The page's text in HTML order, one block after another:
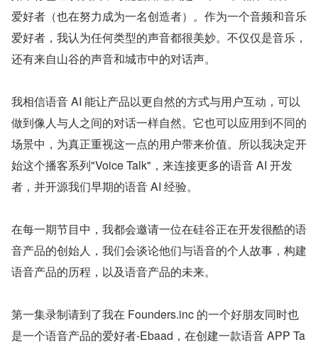
爱好者（也在努力成为一名创造者）。作为一个音频和音乐
爱好者，我认为任何类型的声音都很美妙。不仅仅是音乐，
还有来自山谷的声音和城市中的对话声。
我相信语音 AI 能让产品以更自然的方式与用户互动，可以
做到像人与人之间的对话一样自然。它也可以应用到不同的
场景中，为真正重视这一点的用户带来价值。所以我决定开
始这个播客系列"Voice Talk"，来连接更多的语音 AI 开发
者，并开源我们早期的语音 AI 经验。
在每一期节目中，我都会邀请一位在硅谷正在开发很酷的语
音产品的创始人，我们会谈论他们与语音的个人故事，构建
语音产品的历程，以及语音产品的未来。
第一集录制请到了我在 Founders.inc 的一个好朋友同时也
是一个语音产品的爱好者-Ebaad，在创建一款语音 APP Ta